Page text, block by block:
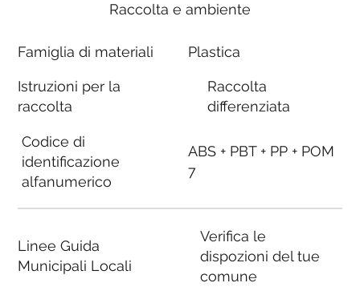
Raccolta e ambiente
Famiglia di materiali
Istruzioni per la
raccolta
Codice di
identificazione
alfanumerico
Linee Guida
Municipali Locali
Plastica
Raccolta
differenziata
ABS + PBT + PP + POM
7
Verifica le
dispozioni del tue
comune